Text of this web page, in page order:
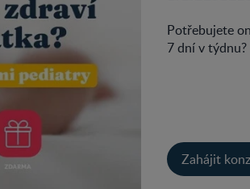
Potřebujete
7 dní v týdnu?
Zahájit